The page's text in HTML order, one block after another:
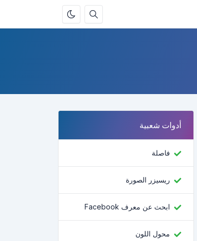
أدوات شعبية
فاصلة
ريسيزر الصورة
ابحث عن معرف Facebook
محول اللون